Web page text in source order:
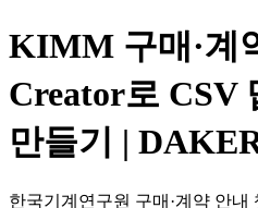
KIMM 구매·계
Creator로 CSV
만들기 |
한국기계연구원 구매·계약 안